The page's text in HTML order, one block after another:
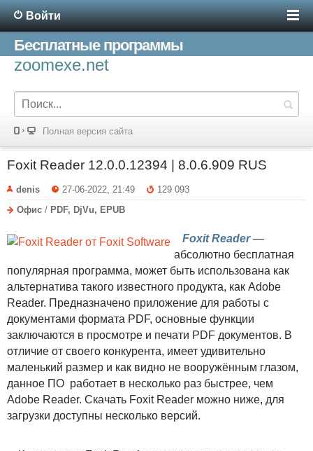
Войти
Бесплатные программы
zoomexe.net
Полная версия сайта
Foxit Reader 12.0.0.12394 | 8.0.6.909 RUS
denis 27-06-2022, 21:49
129 093
Офис / PDF, DjVu, EPUB
Foxit Reader—
абсолютно бесплатная
популярная программа, может быть использована как
альтернатива такого известного продукта, как Adobe
Reader. Предназначено приложение для работы с
документами формата PDF, основные функции
заключаются в просмотре и печати PDF документов. В
отличие от своего конкурента, имеет удивительно
маленький размер и как видно не вооружённым глазом,
данное ПО работает в несколько раз быстрее, чем
Adobe Reader. Скачать Foxit Reader можно ниже, для
загрузки доступны несколько версий.